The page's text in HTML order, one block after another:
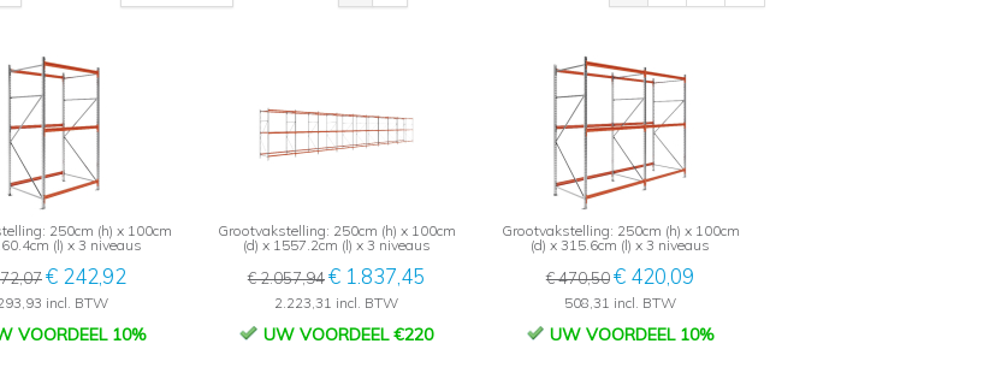
250cm (h) x 100cm
(l) x 3 niveaus
€ 242,92
incl. BTW
VOORDEEL 10%
Grootvakstelling: 250cm (h) x 100cm
(d) x 1557.2cm (l) x 3 niveaus
€ 2.057,94€ 1.837,45
2.223,31 incl. BTW
UW VOORDEEL €220
Grootvakstelling: 250cm (h) x 100cm
(d) x 315.6cm (l) x 3 niveaus
€ 470,50€ 420,09
508,31 incl. BTW
UW VOORDEEL 10%